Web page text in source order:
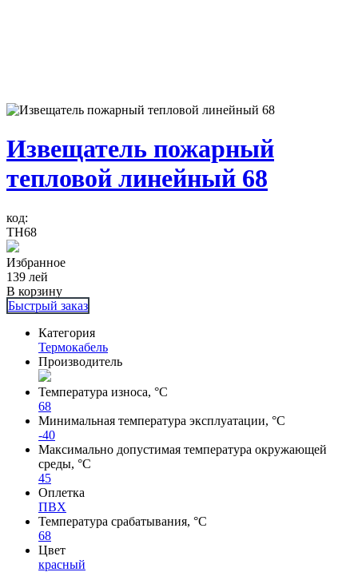
Извещатель пожарный
тепловой линейный 68
код:
ТH68
Избранное
139 лей
В корзину
Быстрый заказ
Категория
Термокабель
Производитель
Температура износа, °С
68
Минимальная температура эксплуатации, °С
-40
Максимально допустимая температура окружающей
среды, °С
45
Оплетка
ПВХ
Температура срабатывания, °С
68
Цвет
красный